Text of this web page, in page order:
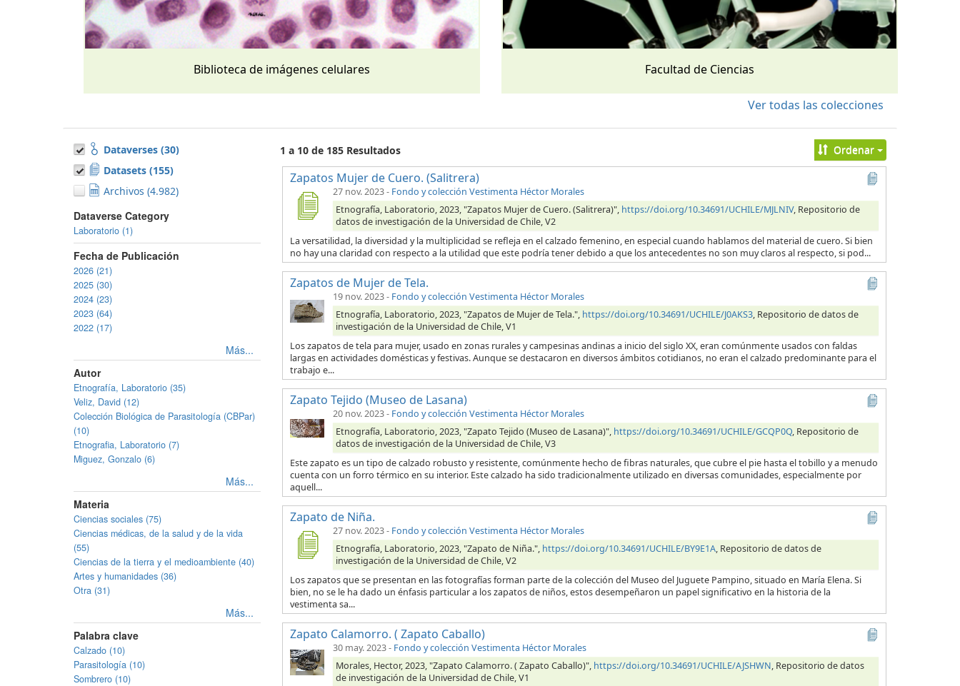
Biblioteca de imágenes celulares Facultad de Ciencias
Ver todas las colecciones
Dataverses (30)
Datasets (155)
Archivos (4.982)
Dataverse Category
Laboratorio (1)
Fecha de Publicación
2026 (21)
2025 (30)
2024 (23)
2023 (64)
2022 (17)
Más...
Autor
Etnografía, Laboratorio (35)
Veliz, David (12)
Colección Biológica de Parasitología (CBPar)
(10)
Etnografia, Laboratorio (7)
Miguez, Gonzalo (6)
Más...
Materia
Ciencias sociales (75)
Ciencias médicas, de la salud y de la vida
(55)
Ciencias de la tierra y el medioambiente (40)
Artes y humanidades (36)
Otra (31)
Más...
Palabra clave
Calzado (10)
Parasitología (10)
Sombrero (10)
1 a 10 de 185 Resultados Ordenar
Zapatos Mujer de Cuero. (Salitrera)
27 nov. 2023- Fondo y colección Vestimenta Héctor Morales
Etnografía, Laboratorio, 2023, "Zapatos Mujer de Cuero. (Salitrera)", https://doi.org/10.34691/UCHILE/MJLNIV, Repositorio de
datos de investigación de la Universidad de Chile, V2
La versatilidad, la diversidad y la multiplicidad se refleja en el calzado femenino, en especial cuando hablamos del material de cuero. Si bien
no hay una claridad con respecto a la utilidad que este podría tener debido a que los antecedentes no son muy claros al respecto, si pod...
Zapatos de Mujer de Tela.
19 nov. 2023- Fondo y colección Vestimenta Héctor Morales
Etnografía, Laboratorio, 2023, "Zapatos de Mujer de Tela.", https://doi.org/10.34691/UCHILE/J0AKS3, Repositorio de datos de
investigación de la Universidad de Chile, V1
Los zapatos de tela para mujer, usado en zonas rurales y campesinas andinas a inicio del siglo XX, eran comúnmente usados con faldas
largas en actividades domésticas y festivas. Aunque se destacaron en diversos ámbitos cotidianos, no eran el calzado predominante para el
trabajo e...
Zapato Tejido (Museo de Lasana)
20 nov. 2023- Fondo y colección Vestimenta Héctor Morales
Etnografía, Laboratorio, 2023, "Zapato Tejido (Museo de Lasana)", https://doi.org/10.34691/UCHILE/GCQP0Q, Repositorio de
datos de investigación de la Universidad de Chile, V3
Este zapato es un tipo de calzado robusto y resistente, comúnmente hecho de fibras naturales, que cubre el pie hasta el tobillo y a menudo
cuenta con un forro térmico en su interior. Este calzado ha sido tradicionalmente utilizado en diversas comunidades, especialmente por
aquell...
Zapato de Niña.
27 nov. 2023- Fondo y colección Vestimenta Héctor Morales
Etnografía, Laboratorio, 2023, "Zapato de Niña.", https://doi.org/10.34691/UCHILE/BY9E1A, Repositorio de datos de
investigación de la Universidad de Chile, V2
Los zapatos que se presentan en las fotografías forman parte de la colección del Museo del Juguete Pampino, situado en María Elena. Si
bien, no se le ha dado un énfasis particular a los zapatos de niños, estos desempeñaron un papel significativo en la historia de la
vestimenta sa...
Zapato Calamorro. ( Zapato Caballo)
30 may. 2023- Fondo y colección Vestimenta Héctor Morales
Morales, Hector, 2023, "Zapato Calamorro. ( Zapato Caballo)", https://doi.org/10.34691/UCHILE/AJSHWN, Repositorio de datos
de investigación de la Universidad de Chile, V1